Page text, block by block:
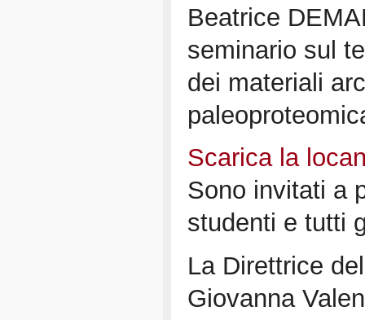
Beatrice
seminario sul
dei materiali
Scarica la
Sono invitati a
studenti e tutti
La Direttrice
Giovanna